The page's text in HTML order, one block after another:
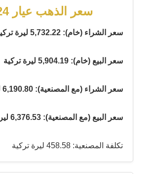
سعر الذهب عيار 24
سعر الشراء (خام): 5,732.22 ليرة تركية
سعر البيع (خام): 5,904.19 ليرة تركية
سعر الشراء (مع المصنعية): 6,190.80 ليرة تركية
سعر البيع (مع المصنعية): 6,376.53 ليرة تركية
تكلفة المصنعية: 458.58 ليرة تركية